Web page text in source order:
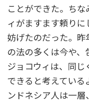
ことができた。ち
ィがますます頼り
妨げたのだった。昨
の法の多くは今や、
ジョコウィは、同
できると考えている
ンドネシア人は一